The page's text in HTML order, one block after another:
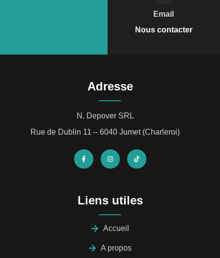
Email
Nous contacter
Adresse
N. Depover SRL
Rue de Dublin 11 – 6040 Jumet (Charleroi)
Liens utiles
Accueil
A propos